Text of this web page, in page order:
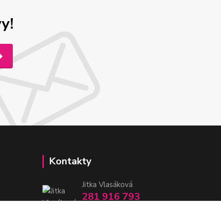
Kontakty
Jitka Vlasáková
281 916 793